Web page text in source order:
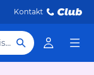
Kontakt
Hotel, Reiseziel